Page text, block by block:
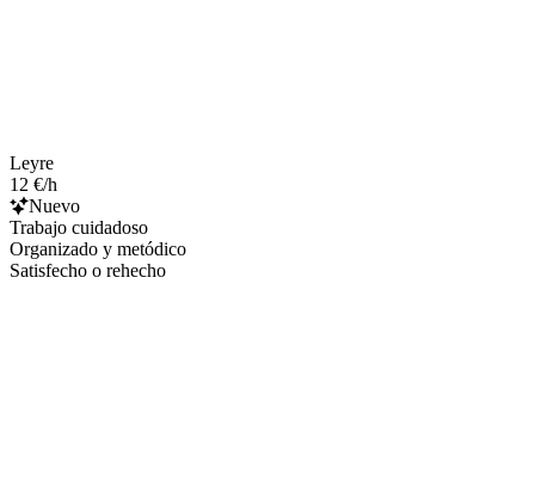
Leyre
12 €/h
Nuevo
Trabajo cuidadoso
Organizado y metódico
Satisfecho o rehecho